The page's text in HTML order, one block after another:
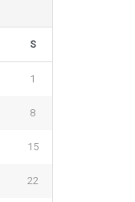
S
1
8
15
22